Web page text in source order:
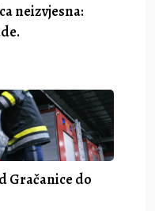
neizvjesna:
Gračanice do